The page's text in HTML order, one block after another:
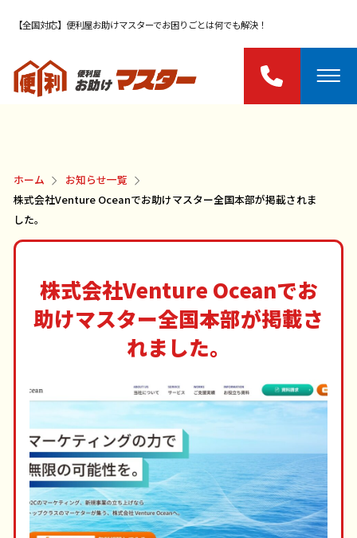
【全国対応】便利屋お助けマスターでお困りごとは何でも解決！
ホーム
お知らせ一覧
株式会社Venture Oceanでお助けマスター全国本部が掲載されま
した。
株式会社Venture Oceanでお
助けマスター全国本部が掲載さ
れました。